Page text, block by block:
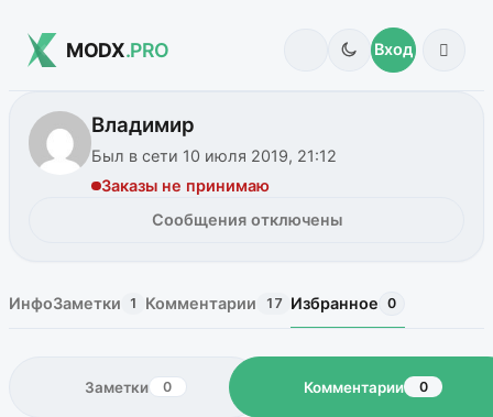
MODX.PRO Вход
Владимир
Был в сети 10 июля 2019, 21:12
Заказы не принимаю
Сообщения отключены
ИнфоЗаметки 1 Комментарии 17 Избранное 0
Заметки 0 Комментарии 0